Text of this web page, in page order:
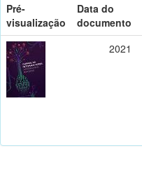
Pré-
visualização
Data do
documento
2021